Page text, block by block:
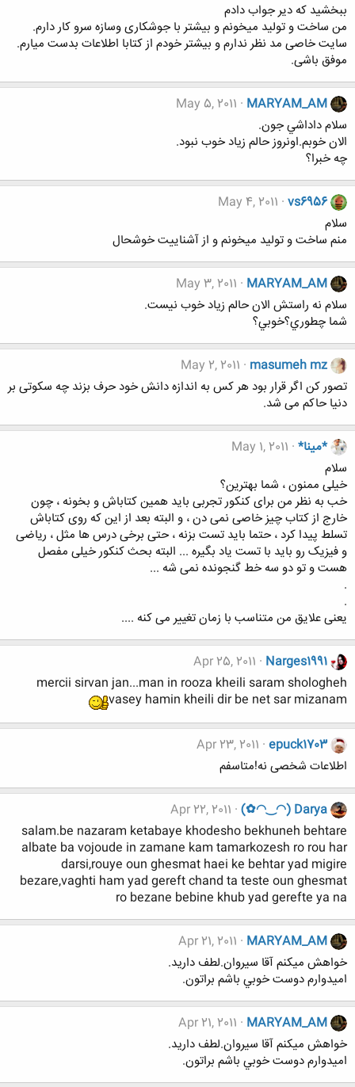
ببخشید که دیر جواب دادم
من ساخت و تولید میخونم و بیشتر با جوشکاری وسازه سرو کار دارم.
سایت خاصی مد نظر ندارم و بیشتر خودم از کتابا اطلاعات بدست میارم.
موفق باشی.
MARYAM_AM
May 5, 2011
سلام داداشي جون.
الان خوبم.اونروز حالم زياد خوب نبود.
چه خبرا؟
vs6956
May 4, 2011
سلام
منم ساخت و تولید میخونم و از آشناییت خوشحال
MARYAM_AM
May 3, 2011
سلام نه راستش الان حالم زياد خوب نيست.
شما چطوري؟خوبي؟
masumeh mz
May 2, 2011
تصور کن اگر قرار بود هر کس به اندازه دانش خود حرف بزند چه سکوتی بر
دنیا حاکم می شد.
*مینا* May 1, 2011
سلام
خیلی ممنون ، شما بهترین؟
خب به نظر من برای کنکور تجربی باید همین کتاباش و بخونه ، چون
خارج از کتاب چیز خاصی نمی دن ، و البته بعد از این که روی کتاباش
تسلط پیدا کرد ، حتما باید تست بزنه ، حتی برخی درس ها مثل ، ریاضی
و فیزیک رو باید با تست یاد بگیره ... البته بحث کنکور خیلی مفصل
هست و تو دو سه خط گنجونده نمی شه ...
.
.
یعنی علایق من متناسب با زمان تغییر می کنه ....
Narges1991
Apr 25, 2011
mercii sirvan jan...man in rooza kheili saram shologheh
vasey hamin kheili dir be net sar mizanam
epuck1703
Apr 23, 2011
اطلاعات شخصی نه!متاسفم
(✿◠‿◠) Darya
Apr 22, 2011
salam.be nazaram ketabaye khodesho bekhuneh behtare
albate ba vojoude in zamane kam tamarkozesh ro rou har
darsi,rouye oun ghesmat haei ke behtar yad migire
bezare,vaghti ham yad gereft chand ta teste oun ghesmat
ro bezane bebine khub yad gerefte ya na
MARYAM_AM
Apr 21, 2011
خواهش ميكنم آقا سيروان.لطف داريد.
اميدوارم دوست خوبي باشم براتون.
MARYAM_AM
Apr 21, 2011
خواهش ميكنم آقا سيروان.لطف داريد.
اميدوارم دوست خوبي باشم براتون.